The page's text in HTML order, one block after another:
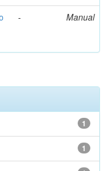
- Manual
1
1